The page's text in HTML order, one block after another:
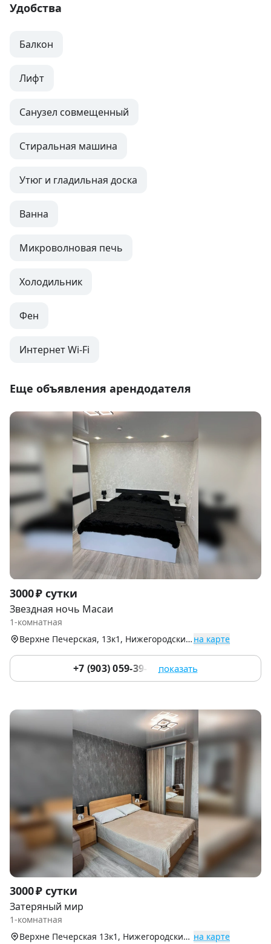
Удобства
Балкон
Лифт
Санузел совмещенный
Стиральная машина
Утюг и гладильная доска
Ванна
Микроволновая печь
Холодильник
Фен
Интернет Wi-Fi
Еще объявления арендодателя
Item
1
of
9
3000 ₽ сутки
Звездная ночь Масаи
1-комнатная
Верхне Печерская, 13к1, Нижегородский р-н на карте
+7 (903) 059-39-51 показать
Item
1
of
3000 ₽ сутки
Затеряный мир
1-комнатная
Верхне Печерская 13к1, Нижегородский р-н на карте